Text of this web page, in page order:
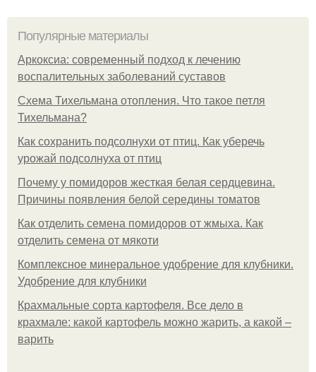
Популярные материалы
Аркоксиа: современный подход к лечению
воспалительных заболеваний суставов
Схема Тихельмана отопления. Что такое петля
Тихельмана?
Как сохранить подсолнухи от птиц. Как уберечь
урожай подсолнуха от птиц
Почему у помидоров жесткая белая сердцевина.
Причины появления белой середины томатов
Как отделить семена помидоров от жмыха. Как
отделить семена от мякоти
Комплексное минеральное удобрение для клубники.
Удобрение для клубники
Крахмальные сорта картофеля. Все дело в
крахмале: какой картофель можно жарить, а какой –
варить